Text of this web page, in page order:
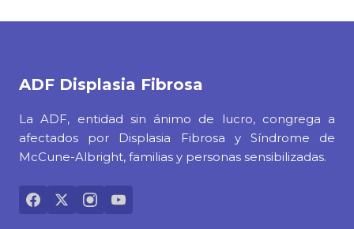
ADF Displasia Fibrosa
La ADF, entidad sin ánimo de lucro, congrega a
afectados por Displasia Fibrosa y Síndrome de
McCune-Albright, familias y personas sensibilizadas.